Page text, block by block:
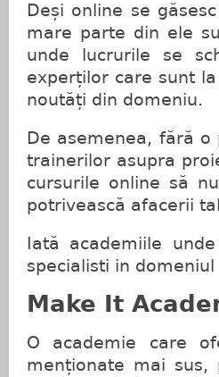
Deși online se
mare parte din ele
unde lucrurile se
experților care sunt
noutăți din domeniu.
De asemenea, fără
trainerilor asupra
cursurile online să
potrivească afacerii
Iată academiile
specialisti in
Make It
O academie care
menționate mai